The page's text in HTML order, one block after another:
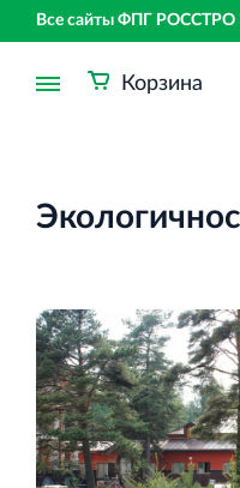
Все сайты ФПГ РОССТРО
Корзина